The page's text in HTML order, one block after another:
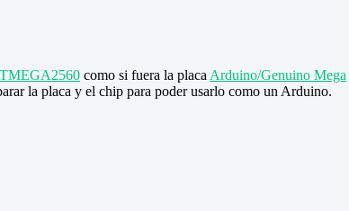
como si fuera la placa Arduino/Genuino Mega
la placa y el chip para poder usarlo como un Arduino.